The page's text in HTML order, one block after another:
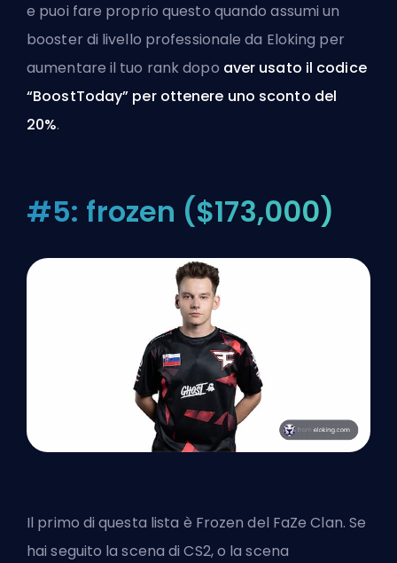
e puoi fare proprio questo quandoassumi un
booster di livello professionale da Eloking per
aumentare il tuo rank dopo aver usato il codice
“BoostToday” per ottenere uno sconto del
20%.
#5: frozen ($173,000)
Il primo di questa lista è Frozen del FaZe Clan. Se
hai seguito la scena di CS2, o la scena